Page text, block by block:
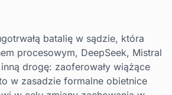
batalię w sądzie, która
procesowym, DeepSeek, Mistral
inną drogę: zaoferowały wiążące
w zasadzie formalne obietnice